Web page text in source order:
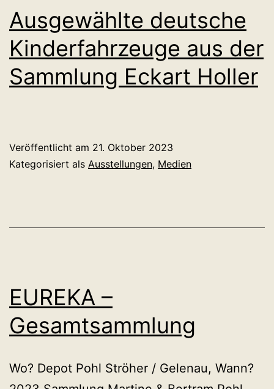
Ausgewählte deutsche
Kinderfahrzeuge aus der
Sammlung Eckart Holler
Veröffentlicht am 21. Oktober 2023
Kategorisiert als Ausstellungen, Medien
EUREKA –
Gesamtsammlung
Wo? Depot Pohl Ströher / Gelenau, Wann?